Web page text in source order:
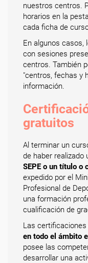
nuestros centros.
horarios en la
cada ficha de
En algunos casos,
con sesiones
centros. También
"centros, fechas y
información.
gratuitos
Al terminar un
de haber realizado
SEPE o un título o
expedido por el
Profesional de
una formación
cualificación de
Las
en todo el ámbito
posee las
desarrollar una